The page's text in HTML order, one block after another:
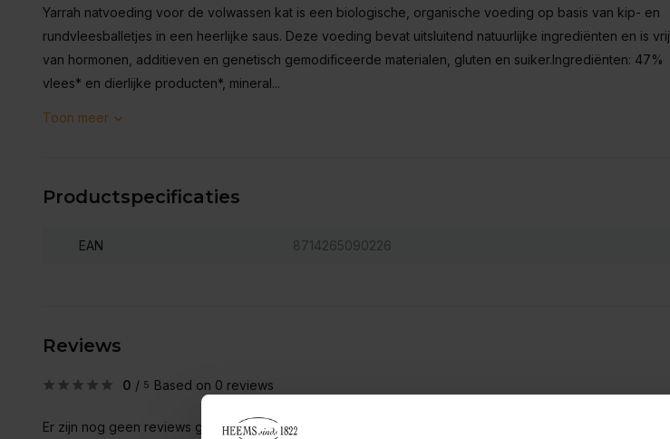
Yarrah natvoeding voor de volwassen kat is een biologische, organische voeding op basis van kip- en
rundvleesballetjes in een heerlijke saus. Deze voeding bevat uitsluitend natuurlijke ingrediënten en is vrij
van hormonen, additieven en genetisch gemodificeerde materialen, gluten en suiker.Ingrediënten: 47%
vlees* en dierlijke producten*, mineral...
Toon meer
Productspecificaties
EAN 8714265090226
Reviews
0 / 5 Based on 0 reviews
Er zijn nog geen reviews geschreven over dit product..